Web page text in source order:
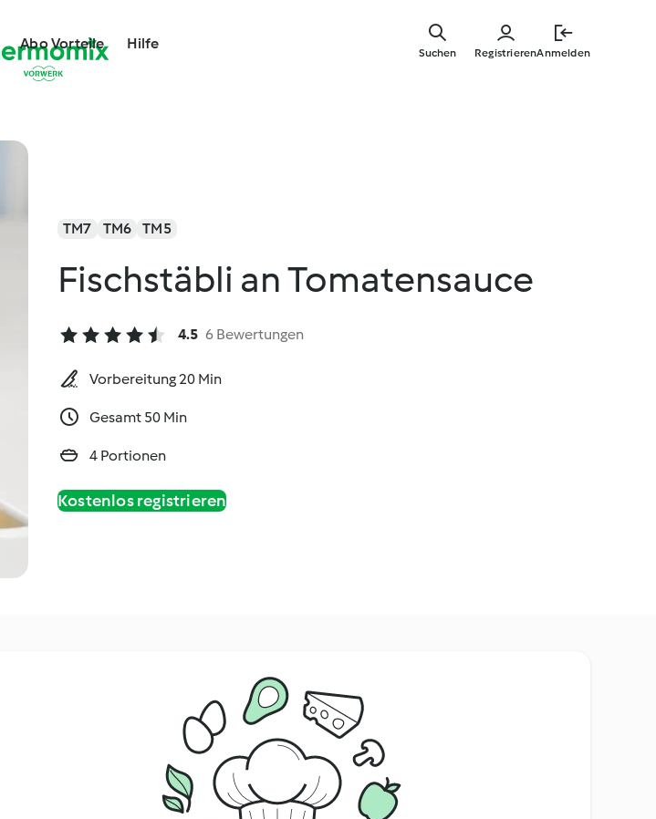
springen
Abo Vorteile Hilfe
RegistrierenAnmelden
Suchen
TM7 TM6 TM5
Fischstäbli an Tomatensauce
4.5 6 Bewertungen
Vorbereitung 20 Min
Gesamt 50 Min
4 Portionen
Kostenlos registrieren